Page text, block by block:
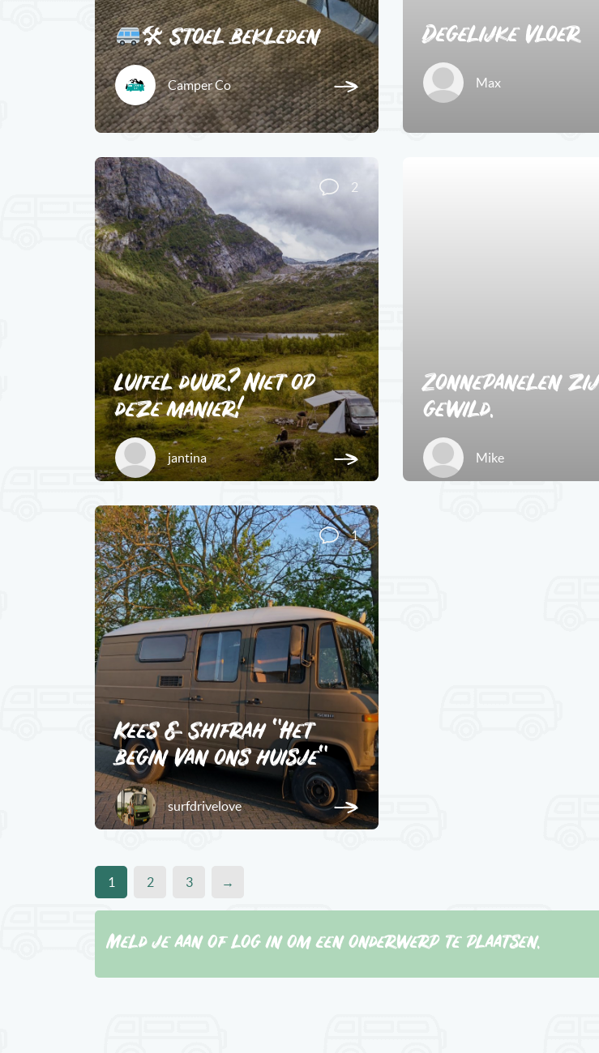
🛠 Stoel bekleden
Camper Co
Degelijke vloer
Max
2
Luifel duur? Niet op
deze manier!
jantina
Zonnepanelen
gewild.
Mike
1
Kees & Shifrah "Het
begin van ons huisje"
surfdrivelove
1 2 3 →
Meld je aan of log in om een onderwerp te plaatsen.